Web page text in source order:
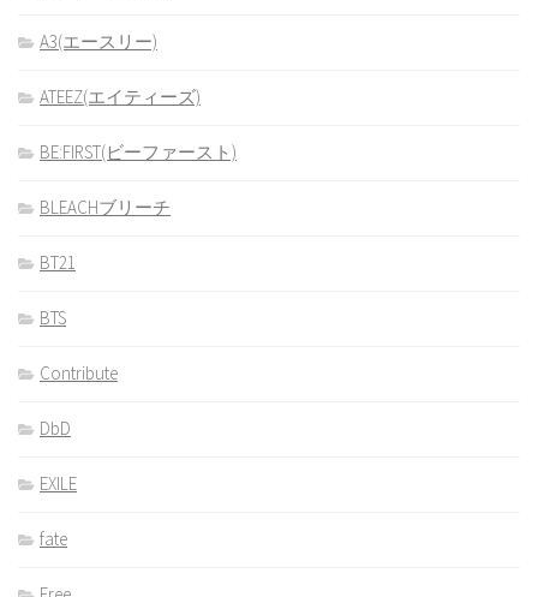
A3(エースリー)
ATEEZ(エイティーズ)
BE:FIRST(ビーファースト)
BLEACHブリーチ
BT21
BTS
Contribute
DbD
EXILE
fate